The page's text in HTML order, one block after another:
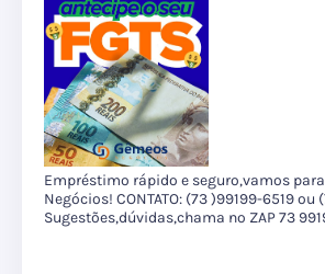
Empréstimo rápido e seguro,vamos
Negócios! CONTATO: (73 )99199-6519
Sugestões,dúvidas,chama no ZAP 73